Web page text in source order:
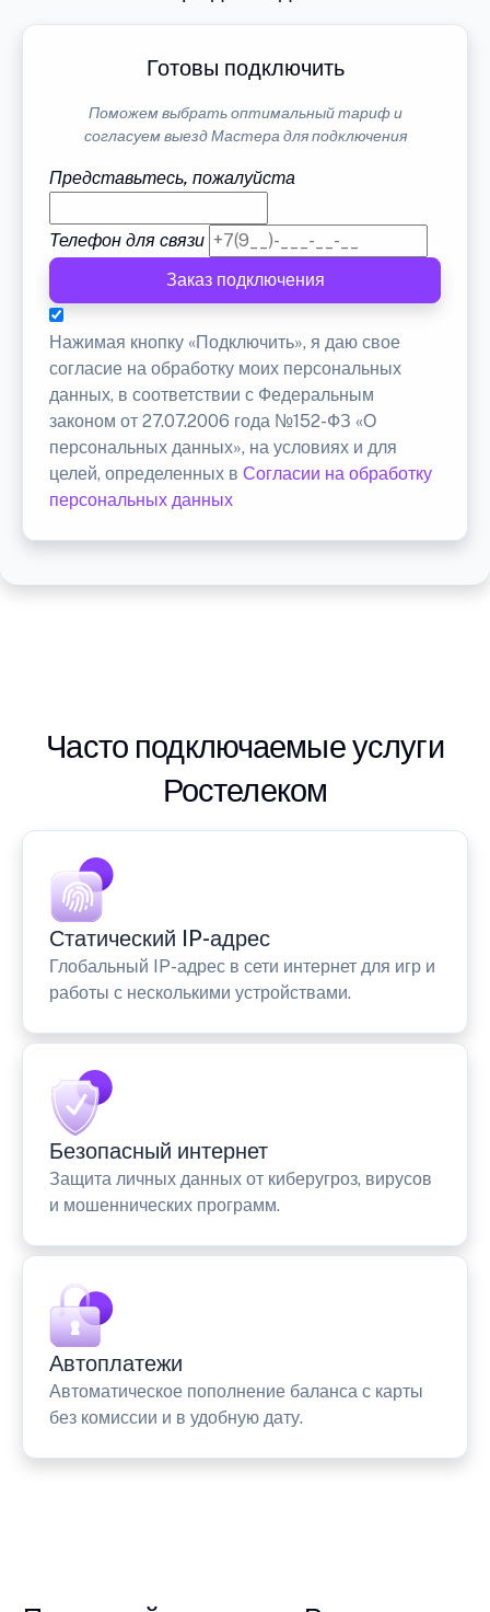
Готовы подключить
Поможем выбрать оптимальный тариф и
согласуем выезд Мастера для подключения
Представьтесь, пожалуйста
Телефон для связи
Заказ подключения
Нажимая кнопку «Подключить», я даю свое
согласие на обработку моих персональных
данных, в соответствии с Федеральным
законом от 27.07.2006 года №152-ФЗ «О
персональных данных», на условиях и для
целей, определенных в Согласии на обработку
персональных данных
Часто подключаемые услуги
Ростелеком
Статический IP-адрес
Глобальный IP-адрес в сети интернет для игр и
работы с несколькими устройствами.
Безопасный интернет
Защита личных данных от киберугроз, вирусов
и мошеннических программ.
Автоплатежи
Автоматическое пополнение баланса с карты
без комиссии и в удобную дату.